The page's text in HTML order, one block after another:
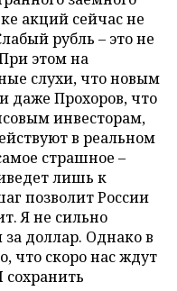
акций сейчас не
рубль – это не
этом на
слухи, что новым
даже Прохоров, что
инвесторам,
в реальном
страшное –
лишь к
позволит России
Я не сильно
за доллар. Однако в
что скоро нас ждут